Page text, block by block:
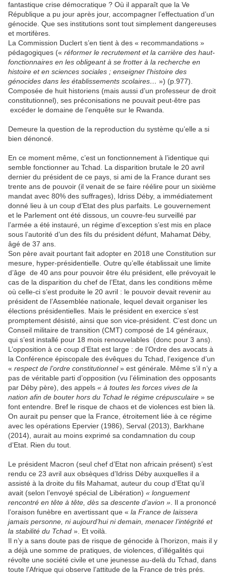
fantastique crise démocratique ? Où il apparaît que la Ve
République a pu jour après jour, accompagner l’effectuation d’un
génocide. Que ses institutions sont tout simplement dangereuses
et mortifères.
La Commission Duclert s’en tient à des « recommandations »
pédagogiques (« réformer le recrutement et la carrière des haut-
fonctionnaires en les obligeant à se frotter à la recherche en
histoire et en sciences sociales ; enseigner l’histoire des
génocides dans les établissements scolaires… ») (p.977).
Composée de huit historiens (mais aussi d’un professeur de droit
constitutionnel), ses préconisations ne pouvait peut-être pas
excéder le domaine de l’enquête sur le Rwanda.
Demeure la question de la reproduction du système qu’elle a si
bien dénoncé.
En ce moment même, c’est un fonctionnement à l’identique qui
semble fonctionner au Tchad. La disparition brutale le 20 avril
dernier du président de ce pays, si ami de la France durant ses
trente ans de pouvoir (il venait de se faire réélire pour un sixième
mandat avec 80% des suffrages), Idriss Déby, a immédiatement
donné lieu à un coup d’Etat des plus parfaits. Le gouvernement
et le Parlement ont été dissous, un couvre-feu surveillé par
l’armée a été instauré, un régime d’exception s’est mis en place
sous l’autorité d’un des fils du président défunt, Mahamat Déby,
âgé de 37 ans.
Son père avait pourtant fait adopter en 2018 une Constitution sur
mesure, hyper-présidentielle. Outre qu’elle établissait une limite
d’âge de 40 ans pour pouvoir être élu président, elle prévoyait le
cas de la disparition du chef de l’Etat, dans les conditions même
où celle-ci s’est produite le 20 avril : le pouvoir devait revenir au
président de l’Assemblée nationale, lequel devait organiser les
élections présidentielles. Mais le président en exercice s’est
promptement désisté, ainsi que son vice-président. C’est donc un
Conseil militaire de transition (CMT) composé de 14 généraux,
qui s’est installé pour 18 mois renouvelables (donc pour 3 ans).
L’opposition à ce coup d’Etat est large : de l’Ordre des avocats à
la Conférence épiscopale des évêques du Tchad, l’exigence d’un
« respect de l’ordre constitutionnel» est générale. Même s’il n’y a
pas de véritable parti d’opposition (vu l’élimination des opposants
par Déby père), des appels « à toutes les forces vives de la
nation afin de bouter hors du Tchad le régime crépusculaire » se
font entendre. Bref le risque de chaos et de violences est bien là.
On aurait pu penser que la France, étroitement liée à ce régime
avec les opérations Epervier (1986), Serval (2013), Barkhane
(2014), aurait au moins exprimé sa condamnation du coup
d’Etat. Rien du tout.
Le président Macron (seul chef d’Etat non africain présent) s’est
rendu ce 23 avril aux obsèques d’Idriss Déby auxquelles il a
assisté à la droite du fils Mahamat, auteur du coup d’Etat qu’il
avait (selon l’envoyé spécial de Libération) « longuement
rencontré en tête à tête, dès sa descente d’avion » . Il a prononcé
l’oraison funèbre en avertissant que « la France de laissera
jamais personne, ni aujourd’hui ni demain, menacer l’intégrité et
la stabilité du Tchad ». Et voilà.
Il n’y a sans doute pas de risque de génocide à l’horizon, mais il y
a déjà une somme de pratiques, de violences, d’illégalités qui
révolte une société civile et une jeunesse au-delà du Tchad, dans
toute l’Afrique qui observe l’attitude de la France de très prés.